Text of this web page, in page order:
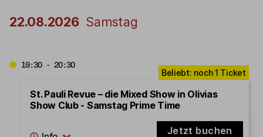
22.08.2026 Samstag
19:30 - 20:30
St. Pauli Revue – die Mixed Show in Olivias
Show Club - Samstag Prime Time
Jetzt buchen